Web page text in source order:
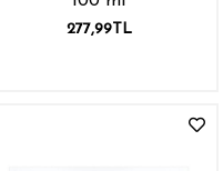
277,99TL